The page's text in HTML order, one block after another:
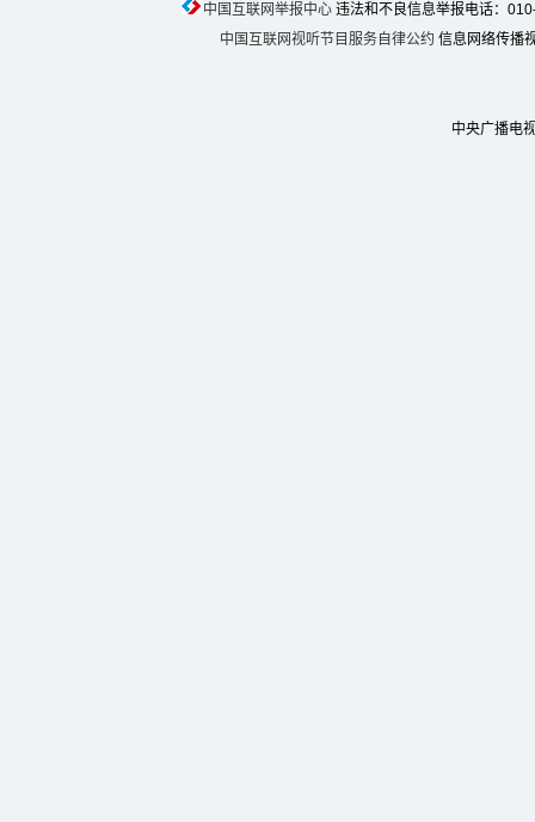
中国互联网举报中心违法和不良信息举报电话：
中国互联网视听节目服务自律公约 信息网络传播
中央广播电